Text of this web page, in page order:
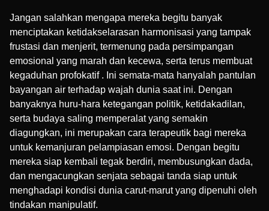
Jangan salahkan mengapa mereka begitu banyak
menciptakan ketidakselarasan harmonisasi yang tampak
frustasi dan menjerit, termenung pada persimpangan
emosional yang marah dan kecewa, serta terus membuat
kegaduhan profokatif . Ini semata-mata hanyalah pantulan
bayangan air terhadap wajah dunia saat ini. Dengan
banyaknya huru-hara ketegangan politik, ketidakadilan,
serta budaya saling memperalat yang semakin
diagungkan, ini merupakan cara terapeutik bagi mereka
untuk kemanjuran pelampiasan emosi. Dengan begitu
mereka siap kembali tegak berdiri, membusungkan dada,
dan mengacungkan senjata sebagai tanda siap untuk
menghadapi kondisi dunia carut-marut yang dipenuhi oleh
tindakan manipulatif.